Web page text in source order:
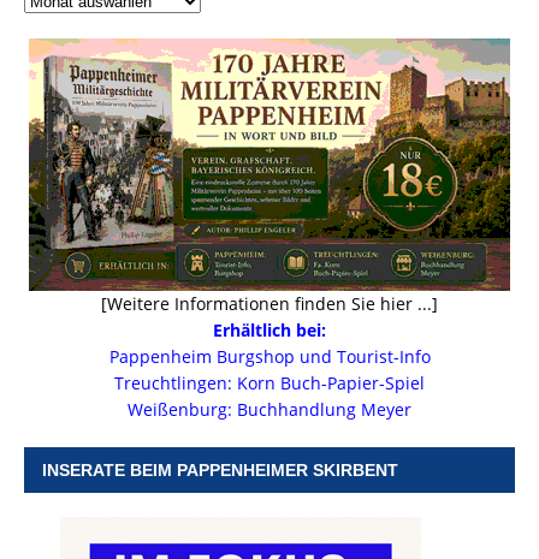
[Weitere Informationen finden Sie hier ...]
Erhältlich bei:
Pappenheim Burgshop und Tourist-Info
Treuchtlingen: Korn Buch-Papier-Spiel
Weißenburg: Buchhandlung Meyer
INSERATE BEIM PAPPENHEIMER SKIRBENT